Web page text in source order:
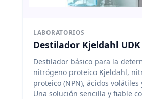
LABORATORIOS
Destilador Kjeldahl UDK
Destilador básico para la
nitrógeno proteico Kjeldahl,
proteico (NPN), ácidos
Una solución sencilla y fiable